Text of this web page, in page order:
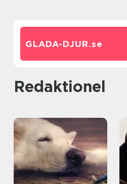
GLADA-DJUR.se
redaktionel